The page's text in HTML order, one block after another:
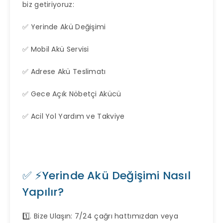
biz getiriyoruz:
✅ Yerinde Akü Değişimi
✅ Mobil Akü Servisi
✅ Adrese Akü Teslimatı
✅ Gece Açık Nöbetçi Akücü
✅ Acil Yol Yardım ve Takviye
✅ ⚡Yerinde Akü Değişimi Nasıl
Yapılır?
1️⃣. Bize Ulaşın: 7/24 çağrı hattımızdan veya